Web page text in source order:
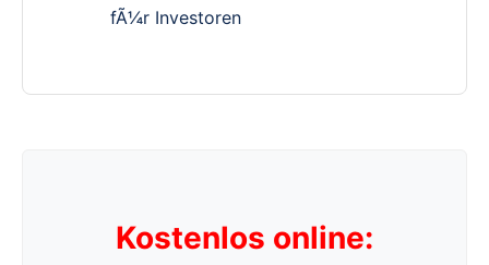
fÃ¼r Investoren
Kostenlos online: